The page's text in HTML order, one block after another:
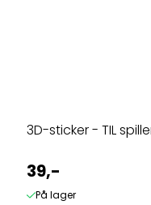
3D-sticker - TIL
39,-
På lager